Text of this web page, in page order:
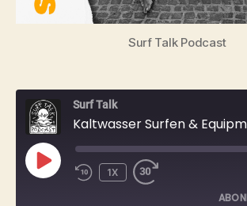
Surf Talk Podcast
Surf Talk
Kaltwasser Surfen &
PLAY
EPISODE
1X